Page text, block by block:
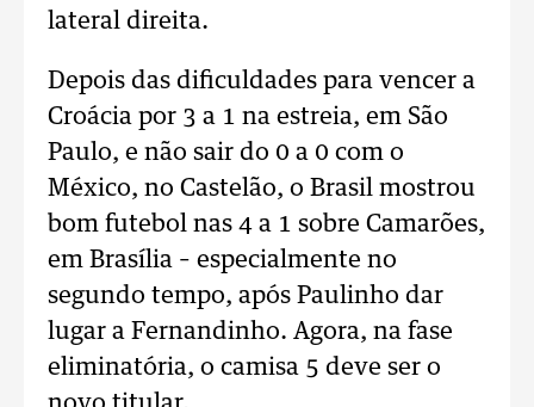
lateral direita.
Depois das dificuldades para vencer a
Croácia por 3 a 1 na estreia, em São
Paulo, e não sair do 0 a 0 com o
México, no Castelão, o Brasil mostrou
bom futebol nas 4 a 1 sobre Camarões,
em Brasília – especialmente no
segundo tempo, após Paulinho dar
lugar a Fernandinho. Agora, na fase
eliminatória, o camisa 5 deve ser o